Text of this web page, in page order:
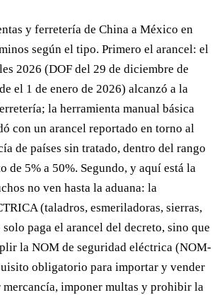
y ferretería de China a México en
según el tipo. Primero el arancel: el
2026 (DOF del 29 de diciembre de
el 1 de enero de 2026) alcanzó a la
la herramienta manual básica
con un arancel reportado en torno al
de países sin tratado, dentro del rango
de 5% a 50%. Segundo, y aquí está la
no ven hasta la aduana: la
(taladros, esmeriladoras, sierras,
paga el arancel del decreto, sino que
la NOM de seguridad eléctrica (NOM-
obligatorio para importar y vender
mercancía, imponer multas y prohibir la